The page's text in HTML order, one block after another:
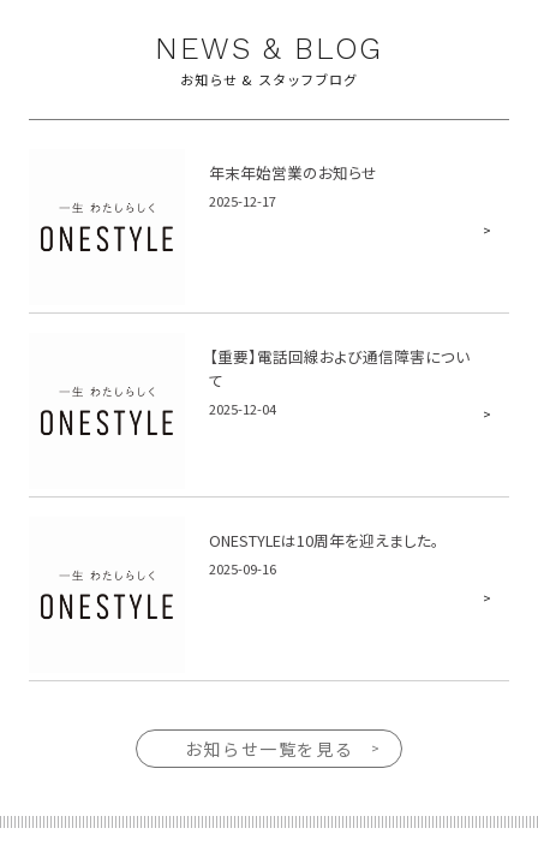
NEWS & BLOG
お知らせ & スタッフブログ
年末年始営業のお知らせ
2025-12-17
【重要】電話回線および通信障害につい
て
2025-12-04
ONESTYLEは10周年を迎えました。
2025-09-16
お知らせ一覧を見る